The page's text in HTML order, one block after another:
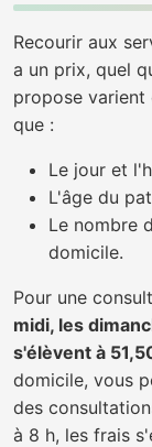
Recourir aux
a un prix, quel
propose
que :
Le jour et
L'âge du
Le nombre
domicile.
Pour une
midi, les
s'élèvent à
domicile, vous
des
à 8 h, les frais